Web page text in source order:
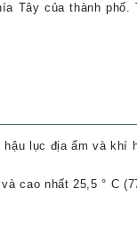
Tây của thành
lục địa ẩm và khí
cao nhất 25,5 ° C